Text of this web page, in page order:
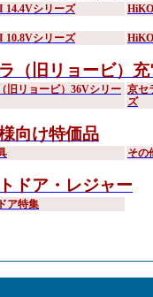
14.4Vシリーズ
10.8Vシリーズ
（旧リョービ）
旧リョービ）36Vシリー 京セ
ズ
向け特価品
その
ドア・レジャー
ア特集